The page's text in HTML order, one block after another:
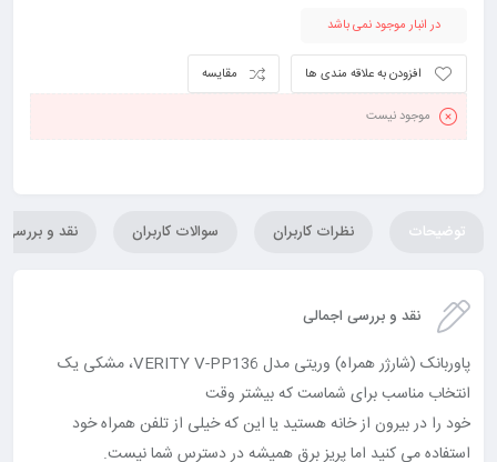
در انبار موجود نمی باشد
مقایسه افزودن به علاقه مندی ها
موجود نیست
توضیحات نظرات کاربران سوالات کاربران نقد و بررسی
نقد و بررسی اجمالی
پاوربانک (شارژر همراه) وریتی مدل VERITY V-PP136، مشکی یک
انتخاب مناسب برای شماست که بیشتر وقت
خود را در بیرون از خانه هستید یا این که خیلی از تلفن همراه خود
استفاده می کنید اما پریز برق همیشه در دسترس شما نیست.